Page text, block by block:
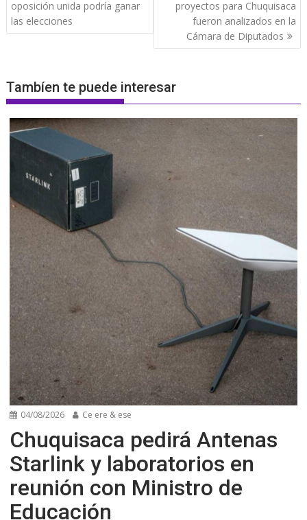
de
entradas
oposición unida podría ganar
las elecciones
proyectos para Chuquisaca
fueron analizados en la
Cámara de Diputados
Tambíen te puede interesar
04/08/2026 Ce ere & ese
Chuquisaca pedirá Antenas
Starlink y laboratorios en
reunión con Ministro de
Educación